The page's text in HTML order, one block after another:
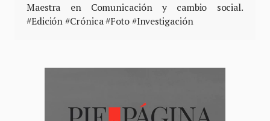
Maestra en Comunicación y cambio social.
#Edición #Crónica #Foto #Investigación